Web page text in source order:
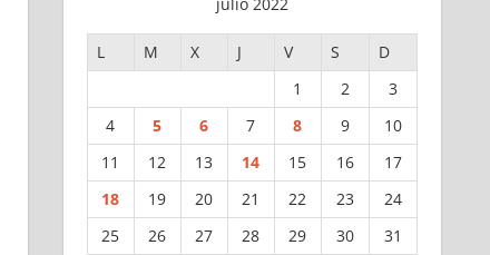
L M X J V S
D
1
2
3
4
5 6 7 8 9
10
11
12 13 14 15 16
17
18
19 20 21 22 23
24
25
26 27 28 29 30
31